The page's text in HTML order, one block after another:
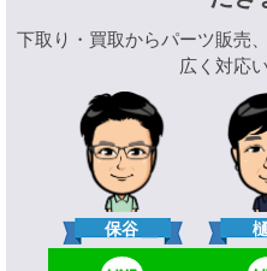
下取り・買取からパーツ販売
広く対応
保谷